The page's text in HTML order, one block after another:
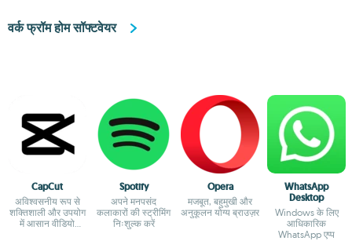
वर्क फ्रॉम होम सॉफ्टवेयर
CapCut
अविश्वसनीय रूप से
शक्तिशाली और उपयोग
में आसान वीडियो
Spotify
अपने मनपसंद
कलाकारों की स्ट्रीमिंग
निःशुल्क करें
Opera
मजबूत, बहुमुखी और
अनुकूलन योग्य ब्राउज़र
WhatsApp
Desktop
Windows के लिए
आधिकारिक
WhatsApp एप्प